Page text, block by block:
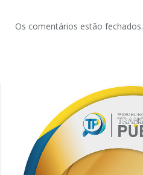
Os comentários estão fechados.